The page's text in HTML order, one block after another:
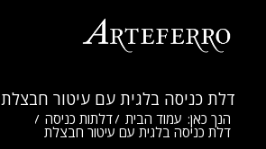
דלת כניסה בלגית עם עיטור חבצלת
הנך כאן: עמוד הבית /דלתות כניסה /
דלת כניסה בלגית עם עיטור חבצלת